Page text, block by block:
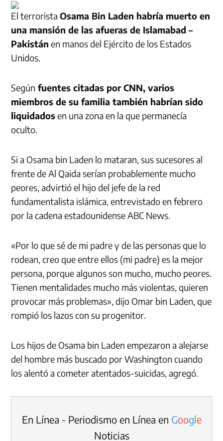
El terroristaOsama Bin Laden habría muerto en
una mansión de las afueras de Islamabad –
Pakistán en manos del Ejército de los Estados
Unidos.
Según fuentes citadas por CNN, varios
miembros de su familia también habrían sido
liquidadosen una zona en la que permanecía
oculto.
Si a Osama bin Laden lo mataran, sus sucesores al
frente de Al Qaida serían probablemente mucho
peores, advirtió el hijo del jefe de la red
fundamentalista islámica, entrevistado en febrero
por la cadena estadounidense ABC News.
«Por lo que sé de mi padre y de las personas que lo
rodean, creo que entre ellos (mi padre) es la mejor
persona, porque algunos son mucho, mucho peores.
Tienen mentalidades mucho más violentas, quieren
provocar más problemas», dijo Omar bin Laden, que
rompió los lazos con su progenitor.
Los hijos de Osama bin Laden empezaron a alejarse
del hombre más buscado por Washington cuando
los alentó a cometer atentados-suicidas, agregó.
En Línea - Periodismo en Línea en Google
Noticias